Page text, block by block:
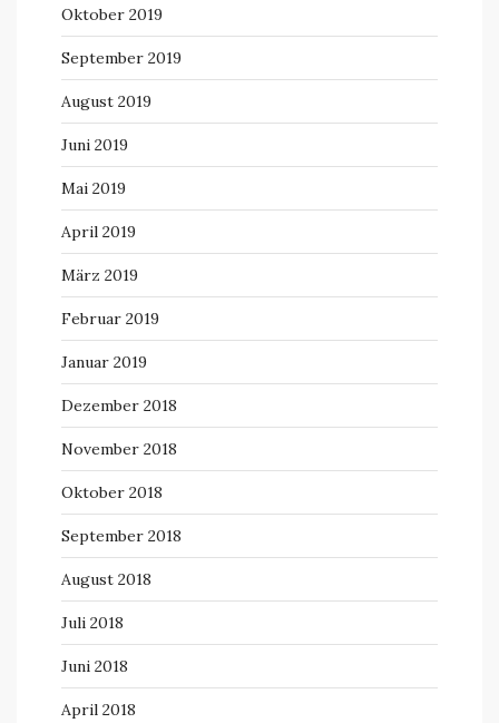
Oktober 2019
September 2019
August 2019
Juni 2019
Mai 2019
April 2019
März 2019
Februar 2019
Januar 2019
Dezember 2018
November 2018
Oktober 2018
September 2018
August 2018
Juli 2018
Juni 2018
April 2018